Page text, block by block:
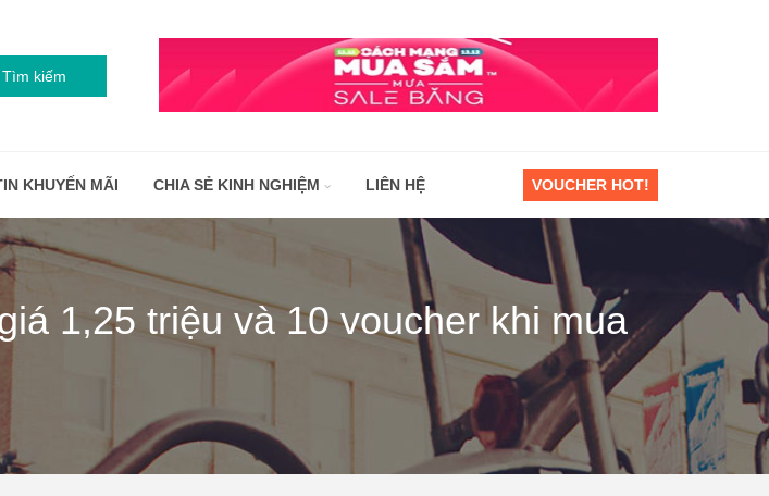
Tìm kiếm
KHUYẾN MÃI CHIA SẺ KINH NGHIỆM LIÊN HỆ VOUCHER HOT!
1,25 triệu và 10 voucher khi mua